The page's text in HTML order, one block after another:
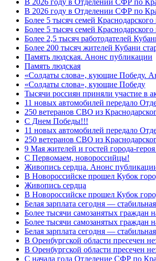
В 2026 году в Отделении СФР по
В 2026 году в Отделении СФР по
Более 5 тысяч семей
Более 5 тысяч семей
Более 2,5 тысяч работодателей
Более 200 тысяч жителей Кубани
Память людская. Анонс публикации
Память людская
«Солдаты слова», кующие Победу.
«Солдаты слова», кующие Победу
Тысячи россиян приняли участие в
11 новых автомобилей передало
250 ветеранов СВО из
С Днем Победы!!!
11 новых автомобилей передало
250 ветеранов СВО из
9 Мая жителей и гостей города-
C Первомаем, новороссийцы!
Живопись сердца. Анонс
В Новороссийске прошел Кубок
Живопись сердца
В Новороссийске прошел Кубок
Белая зарплата сегодня —
Более тысячи самозанятых граждан
Более тысячи самозанятых граждан
Белая зарплата сегодня —
В Оренбургской области пресечен
В Оренбургской области пресечен
С начала года Отделение СФР по